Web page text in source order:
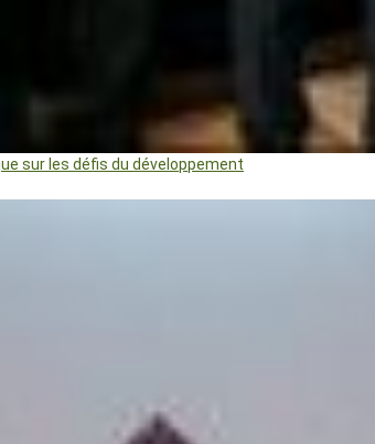
sur les défis du développement